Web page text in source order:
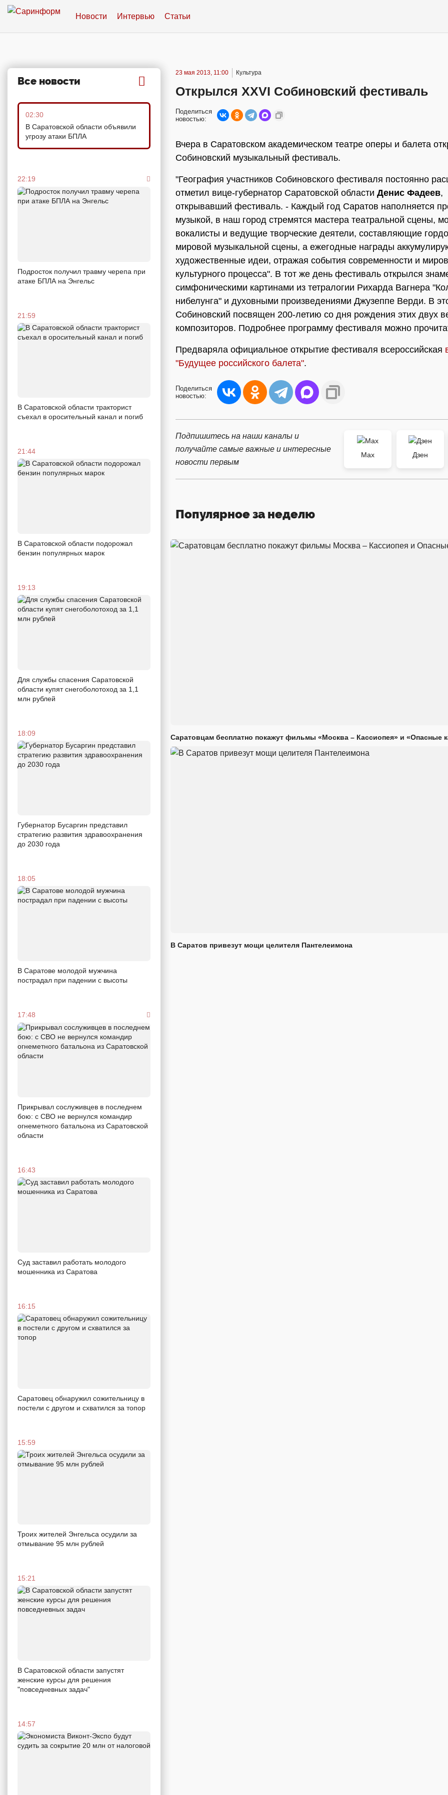
Новости Интервью Статьи
Все новости
02:30
В Саратовской области объявили
угрозу атаки БПЛА
22:19
Подросток получил травму черепа при
атаке БПЛА на Энгельс
21:59
В Саратовской области тракторист
съехал в оросительный канал и погиб
21:44
В Саратовской области подорожал
бензин популярных марок
19:13
Для службы спасения Саратовской
области купят снегоболотоход за 1,1
млн рублей
18:09
Губернатор Бусаргин представил
стратегию развития здравоохранения
до 2030 года
18:05
В Саратове молодой мужчина
пострадал при падении с высоты
17:48
Прикрывал сослуживцев в последнем
бою: с СВО не вернулся командир
огнеметного батальона из Саратовской
области
16:43
Суд заставил работать молодого
мошенника из Саратова
16:15
Саратовец обнаружил сожительницу в
постели с другом и схватился за топор
15:59
Троих жителей Энгельса осудили за
отмывание 95 млн рублей
15:21
В Саратовской области запустят
женские курсы для решения
"повседневных задач"
14:57
23 мая 2013, 11:00 Культура
Открылся XXVI Собиновский фестиваль
Поделиться
новостью:
Вчера в Саратовском академическом театре оперы и балета
Собиновский музыкальный фестиваль.
"География участников Собиновского фестиваля постоянно
отметил вице-губернатор Саратовской области Денис Фадеев,
открывавший фестиваль. - Каждый год Саратов наполняется
музыкой, в наш город стремятся мастера театральной сцены,
вокалисты и ведущие творческие деятели, составляющие
мировой музыкальной сцены, а ежегодные награды
художественные идеи, отражая события современности и
культурного процесса". В тот же день фестиваль открылся
симфоническими картинами из тетралогии Рихарда Вагнера
нибелунга" и духовными произведениями Джузеппе Верди. В
Собиновский посвящен 200-летию со дня рождения этих двух
композиторов. Подробнее программу фестиваля можно
Предваряла официальное открытие фестиваля всероссийская
"Будущее российского балета".
Поделиться
новостью:
Подпишитесь на наши каналы и
получайте самые важные и интересные
новости первым
Max Дзен
Популярное за неделю
Саратовцам бесплатно покажут фильмы «Москва – Кассиопея» и «Опасные
В Саратов привезут мощи целителя Пантелеимона